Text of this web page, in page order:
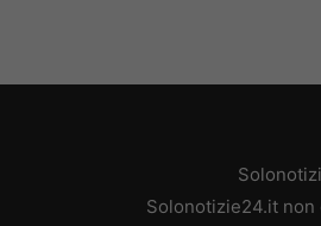
Solonotizie24.it